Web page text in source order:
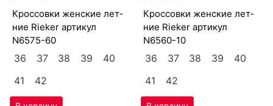
крос­совки женс­кие лет­
ние Ri­eker артикул
N6575-60
36 37 38 39
40
41
42
крос­совки женс­кие лет­
ние Ri­eker артикул
N6560-10
36 37 38 39
40
41
42